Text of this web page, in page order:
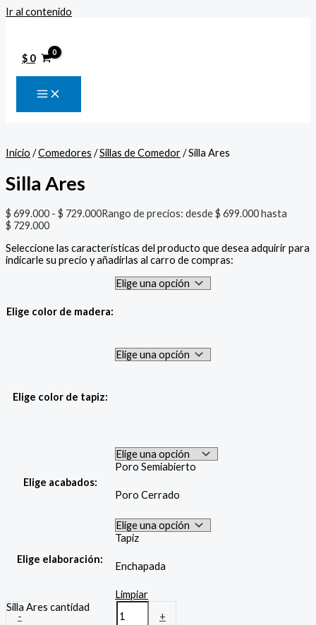
Ir al contenido
$0
Inicio /Comedores /Sillas de Comedor/ Silla Ares
Silla Ares
$ 699.000 - $ 729.000Rango de precios: desde $ 699.000 hasta
$ 729.000
Seleccione las características del producto que desea adquirir para
indicarle su precio y añadirlas al carro de compras:
Elige color de madera:
Elige color de tapiz:
Elige acabados:
Poro Semiabierto
Poro Cerrado
Elige elaboración:
Tapiz
Enchapada
Limpiar
-
Silla Ares cantidad
+